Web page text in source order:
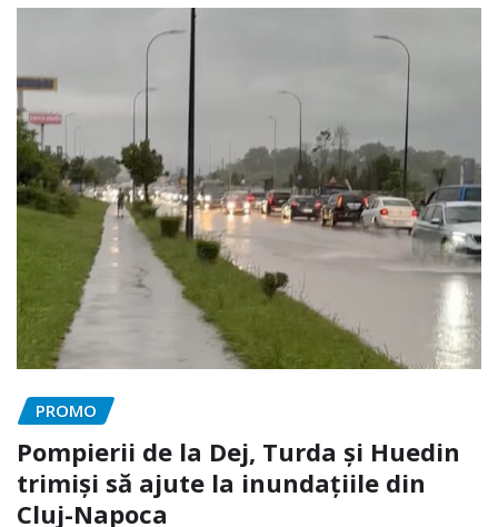
PROMO
Pompierii de la Dej, Turda și Huedin
trimiși să ajute la inundațiile din
Cluj-Napoca